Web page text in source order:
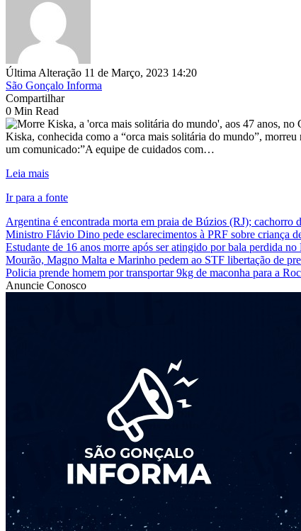
Última Alteração 11 de Março, 2023 14:20
São Gonçalo Informa
Compartilhar
0 Min Read
Kiska, conhecida como a “orca mais solitária do mundo”,
um comunicado:”A equipe de cuidados com…
Leia mais
Ir para a fonte
Argentina é encontrada morta em praia de Búzios (RJ); cachorro
Ministro Flávio Dino pede esclarecimentos à PRF sobre criança
Estudante de 16 anos morre após ser atingido por bala perdida no
Mourão, Magno Malta e Marinho pedem ao STF libertação de
Policia prende homem por transportar 9kg de maconha para a
Anuncie Conosco